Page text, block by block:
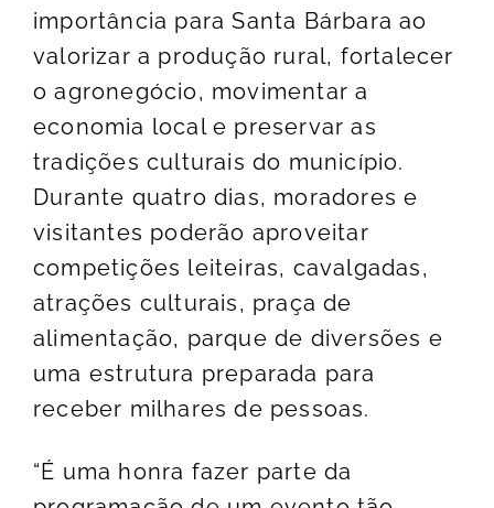
importância para Santa Bárbara ao
valorizar a produção rural, fortalecer
o agronegócio, movimentar a
economia local e preservar as
tradições culturais do município.
Durante quatro dias, moradores e
visitantes poderão aproveitar
competições leiteiras, cavalgadas,
atrações culturais, praça de
alimentação, parque de diversões e
uma estrutura preparada para
receber milhares de pessoas.
“É uma honra fazer parte da